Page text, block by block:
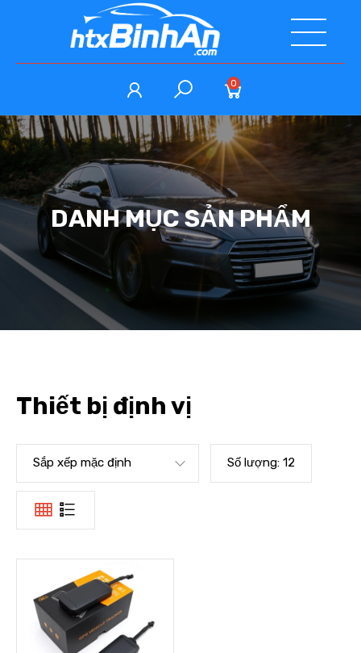
0
DANH MỤC SẢN PHẨM
Thiết bị định vị
Sắp xếp mặc định Số lượng: 12